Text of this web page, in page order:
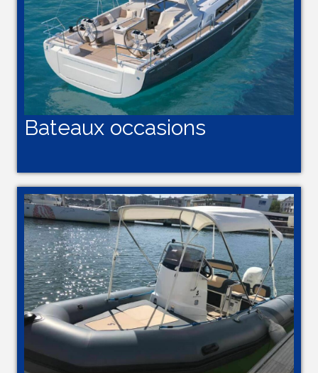
Bateaux occasions